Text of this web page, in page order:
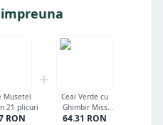
Musetel
21 plicuri
RON
+
Ceai Verde cu
Ghimbir Miss
Dammann 24 plicuri
64.31 RON